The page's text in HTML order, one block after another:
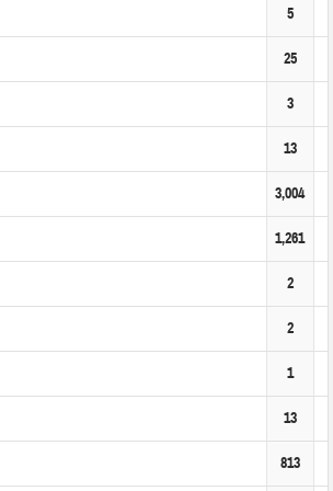
5
25
3
13
3,004
1,261
2
2
1
13
813